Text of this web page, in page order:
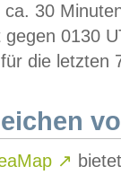
ca. 30
gegen 0130
die letzten
↗